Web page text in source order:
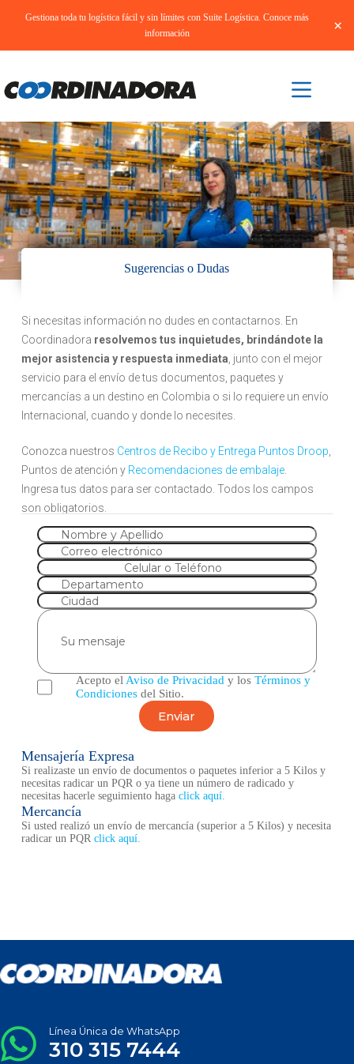
Gestiona toda tu logística fácil y sin límites con Suite Logística. Conoce más
información
×
Sugerencias o Dudas
Si necesitas información no dudes en contactarnos. En
Coordinadora resolvemos tus inquietudes, brindándote la
mejor asistencia y respuesta inmediata , junto con el mejor
servicio para el envío de tus documentos, paquetes y
mercancías a un destino en Colombia o si lo requiere un envío
Internacional, cuando y donde lo necesites.
Conozca nuestros Centros de Recibo y Entrega Puntos Droop
Puntos de atención y Recomendaciones de embalaje.
Ingresa tus datos para ser contactado. Todos los campos
son obligatorios.
Nombre y Apellido
Correo electrónico
Celular o Teléfono
Departamento
Ciudad
Su mensaje
Acepto el Aviso de Privacidad y los Términos y
Condicionesdel Sitio.
Enviar
Mensajería Expresa
Si realizaste un envío de documentos o paquetes inferior a 5 Kilos y
necesitas radicar un PQR o ya tiene un número de radicado y
necesitas hacerle seguimiento haga click aquí.
Mercancía
Si usted realizó un envío de mercancía (superior a 5 Kilos) y necesita
radicar un PQR click aquí.
Línea Única de WhatsApp
310 315 7444